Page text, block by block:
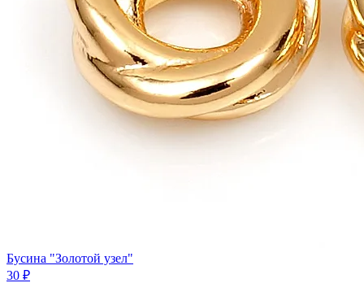
Бусина "Золотой узел"
30 ₽